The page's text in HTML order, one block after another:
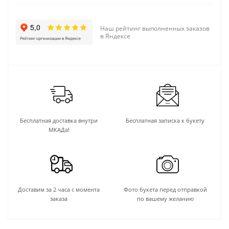
Наш рейтинг выполненных заказов
в Яндексе
Бесплатная доставка внутри
МКАДа!
Бесплатная записка к букету
Доставим за 2 часа с момента
заказа
Фото букета перед отправкой
по вашему желанию